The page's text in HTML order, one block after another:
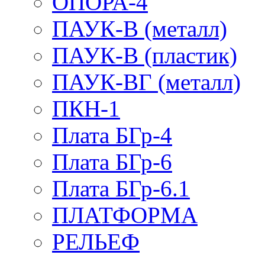
ПАУК-В (металл)
ПАУК-В (пластик)
ПАУК-ВГ (металл)
ПКН-1
Плата БГр-4
Плата БГр-6
Плата БГр-6.1
ПЛАТФОРМА
РЕЛЬЕФ